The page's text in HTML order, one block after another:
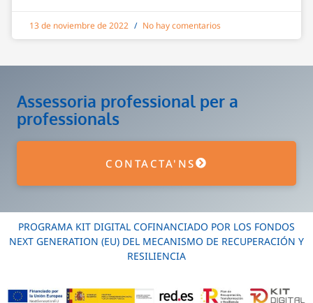
13 de noviembre de 2022 No hay comentarios
Assessoria professional per a
professionals
CONTACTA'NS
PROGRAMA KIT DIGITAL COFINANCIADO POR LOS FONDOS
NEXT GENERATION (EU) DEL MECANISMO DE RECUPERACIÓN Y
RESILIENCIA